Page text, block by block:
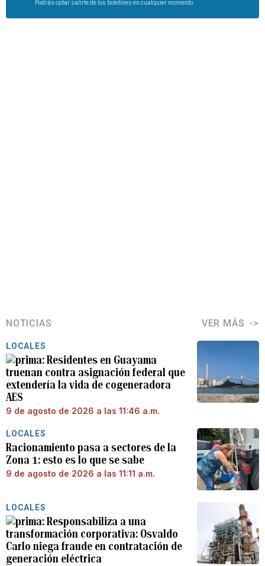
Podrás optar salirte de los boletines en cualquier momento.
NOTICIAS VER MÁS
LOCALES
Residentes en Guayama
truenan contra asignación federal que
extendería la vida de cogeneradora
AES
9 de agosto de 2026 a las 11:46 a.m.
LOCALES
Racionamiento pasa a sectores de la
Zona 1: esto es lo que se sabe
9 de agosto de 2026 a las 11:11 a.m.
LOCALES
Responsabiliza a una
transformación corporativa: Osvaldo
Carlo niega fraude en contratación de
generación eléctrica